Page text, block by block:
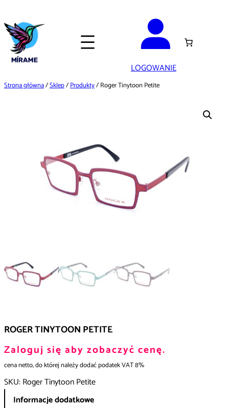
do
treści
LOGOWANIE
Strona główna/Sklep/Produkty/ Roger Tinytoon Petite
ROGER TINYTOON PETITE
Zaloguj się aby zobaczyć cenę.
cena netto, do której należy dodać podatek VAT 8%
SKU: Roger Tinytoon Petite
Informacje dodatkowe